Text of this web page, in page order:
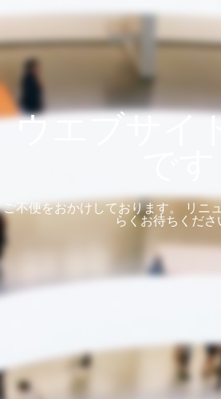
ウエブサイ
ご不便をおかけしております。 リニ
らくお待ちくださ